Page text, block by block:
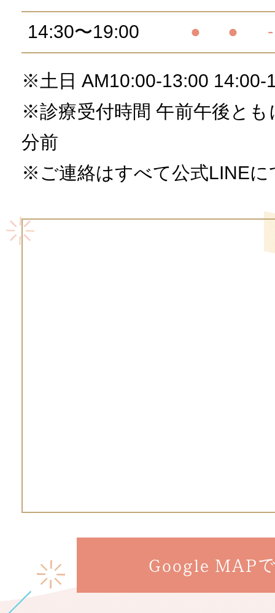
14:30〜19:00 ● ● -
※土日 AM10:00-13:00 14:00-
※診療受付時間 午前午後とも
分前
※ご連絡はすべて公式LINEに
Google MAP